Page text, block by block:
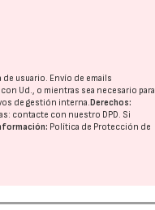
usuario. Envío de emails
Ud., o mientras sea necesario para
de gestión interna. Derechos:
contacte con nuestro DPD. Si
Política de Protección de